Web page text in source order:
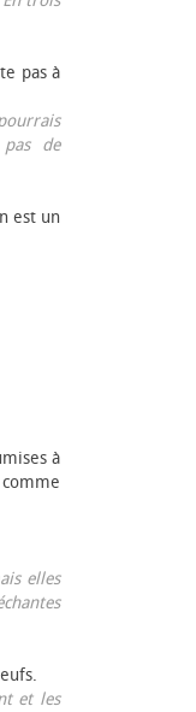
pas à
de
est un
à
elles
et les